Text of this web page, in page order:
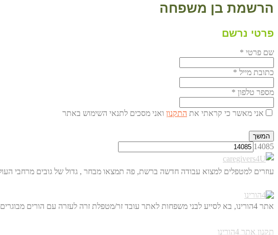
הרשמת בן משפחה
פרטי נרשם
שם פרטי *
כתובת מייל *
מספר טלפון *
אני מאשר כי קראתי את התקנון ואני מסכים לתנאי השימוש באתר
המשך
14085
עוזרים למטפלים למצוא עבודה חדשה ברשת, פה תמצאו מבחר , גדול של גובים מרחבי
אתר 4הורינו, בא לסייע לבני משפחות לאתר עובד זר/מטפלת זרה לעזרה עם הורים מבוגרים. באופן ישיר, דרך הרשת ולחסוך לכם מאות שקלים.
תקנון אתר 4הורינו